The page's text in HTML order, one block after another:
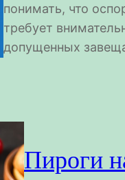
понимать, что
требует
допущенных
Пироги